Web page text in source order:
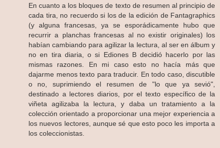
En cuanto a los bloques de texto de resumen al principio de
cada tira, no recuerdo si los de la edición de Fantagraphics
(y alguna francesas, ya se esporádicamente hubo que
recurrir a planchas francesas al no existir originales) los
habían cambiando para agilizar la lectura, al ser en álbum y
no en tira diaria, o si Ediones B decidió hacerlo por las
mismas razones. En mi caso esto no hacía más que
dajarme menos texto para traducir. En todo caso, discutible
o no, suprimiendo el resumen de "lo que ya sevió",
destinado a lectores diarios, por el texto específico de la
viñeta agilizaba la lectura, y daba un tratamiento a la
colección orientado a proporcionar una mejor experiencia a
los nuevos lectores, aunque sé que esto poco les importa a
los coleccionistas.